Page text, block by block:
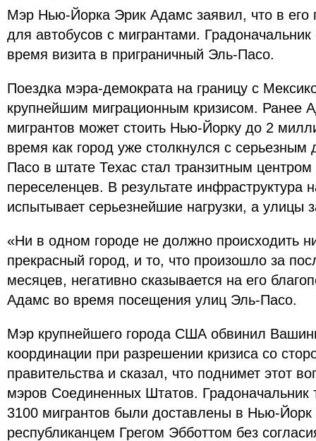
Мэр Нью-Йорка Эрик Адамс заявил, что в его
для автобусов с мигрантами.
время визита в приграничный Эль-Пасо.
Поездка мэра-демократа на границу с
крупнейшим миграционным кризисом. Ранее
мигрантов может стоить Нью-Йорку до 2
время как город уже столкнулся с
Пасо в штате Техас стал транзитным центром
переселенцев. В результате инфраструктура
испытывает серьезнейшие нагрузки, а улицы
«Ни в одном городе не должно происходить
прекрасный город, и то, что произошло за
месяцев, негативно сказывается на его
Адамс во время посещения улиц Эль-Пасо.
Мэр крупнейшего города США обвинил
координации при разрешении кризиса со
правительства и сказал, что поднимет этот
мэров Соединенных Штатов. Градоначальник
3100 мигрантов были доставлены в Нью-Йорк
республиканцем Грегом Эбботтом без